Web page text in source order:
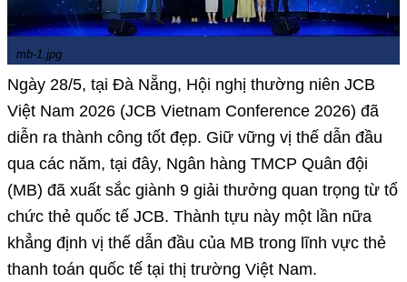
mb-1.jpg
Ngày 28/5, tại Đà Nẵng, Hội nghị thường niên JCB
Việt Nam 2026 (JCB Vietnam Conference 2026) đã
diễn ra thành công tốt đẹp. Giữ vững vị thế dẫn đầu
qua các năm, tại đây, Ngân hàng TMCP Quân đội
(MB) đã xuất sắc giành 9 giải thưởng quan trọng từ tổ
chức thẻ quốc tế JCB. Thành tựu này một lần nữa
khẳng định vị thế dẫn đầu của MB trong lĩnh vực thẻ
thanh toán quốc tế tại thị trường Việt Nam.